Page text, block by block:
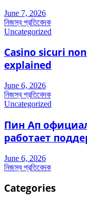
June 7, 2026
নিজস্ব প্রতিবেদক
Uncategorized
Casino sicuri
explained
June 6, 2026
নিজস্ব প্রতিবেদক
Uncategorized
Пин Ап
работает
June 6, 2026
নিজস্ব প্রতিবেদক
Categories